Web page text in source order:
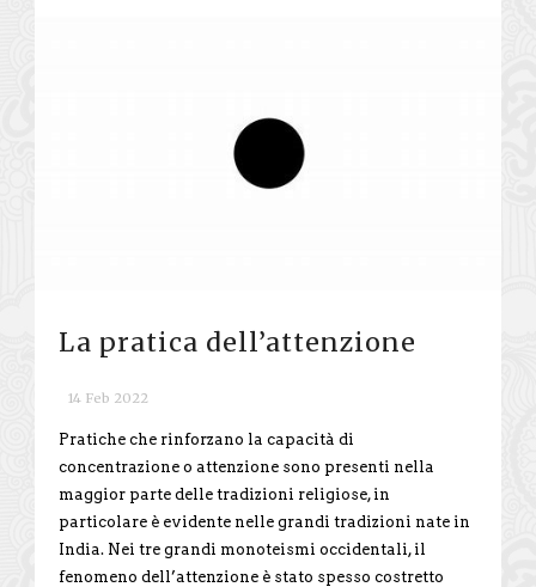
La pratica dell’attenzione
14 Feb 2022
Pratiche che rinforzano la capacità di
concentrazione o attenzione sono presenti nella
maggior parte delle tradizioni religiose, in
particolare è evidente nelle grandi tradizioni nate in
India. Nei tre grandi monoteismi occidentali, il
fenomeno dell’attenzione è stato spesso costretto